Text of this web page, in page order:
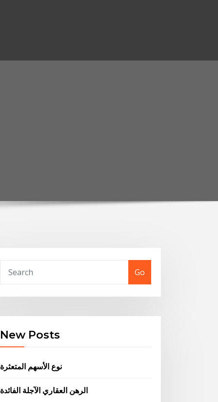
Go
New Posts
نوع الأسهم المتعثرة
الرهن العقاري الآجلة الفائدة